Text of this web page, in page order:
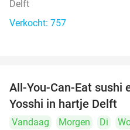
Delft
Verkocht: 757
All-You-Can-Eat sushi
Yosshi in hartje Delft
Vandaag Morgen Di